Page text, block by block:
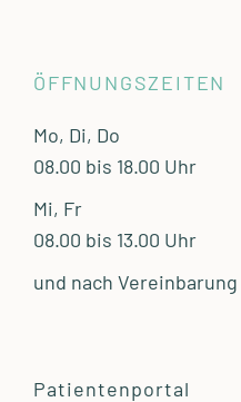
ÖFFNUNGSZEITEN
Mo, Di, Do
08.00 bis 18.00 Uhr
Mi, Fr
08.00 bis 13.00 Uhr
und nach Vereinbarung
Patientenportal